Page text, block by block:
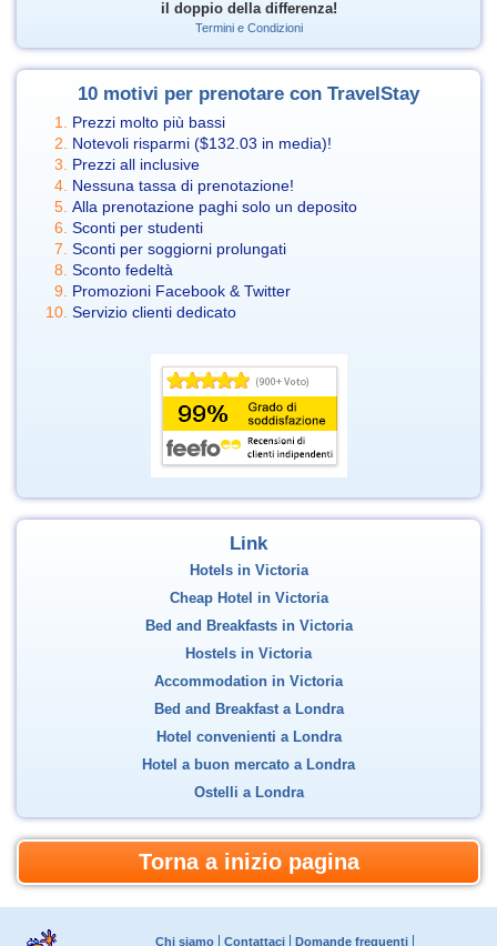
il doppio della differenza!
Termini e Condizioni
10 motivi per prenotare con TravelStay
Prezzi molto più bassi
Notevoli risparmi ($132.03 in media)!
Prezzi all inclusive
Nessuna tassa di prenotazione!
Alla prenotazione paghi solo un deposito
Sconti per studenti
Sconti per soggiorni prolungati
Sconto fedeltà
Promozioni Facebook & Twitter
Servizio clienti dedicato
Link
Hotels in Victoria
Cheap Hotel in Victoria
Bed and Breakfasts in Victoria
Hostels in Victoria
Accommodation in Victoria
Bed and Breakfast a Londra
Hotel convenienti a Londra
Hotel a buon mercato a Londra
Ostelli a Londra
Torna a inizio pagina
Chi siamo Contattaci Domande frequenti